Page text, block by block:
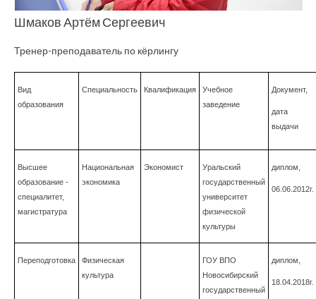
Шмаков Артём Сергеевич
Тренер-преподаватель по кёрлингу
Вид
образования
Специальность Квалификация
Учебное
заведение
Документ,
дата
выдачи
Высшее
образование -
специалитет,
магистратура
Национальная
экономика
Экономист
Уральский
государственный
университет
физической
культуры
диплом,
06.06.2012г.
Переподготовка
Физическая
культура
ГОУ ВПО
Новосибирский
государственный
диплом,
18.04.2018г.